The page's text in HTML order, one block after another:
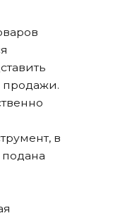
продажи.
в